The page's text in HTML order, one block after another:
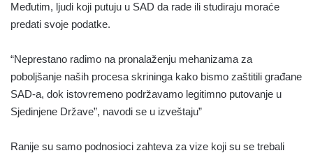
Međutim, ljudi koji putuju u SAD da rade ili studiraju moraće
predati svoje podatke.
“Neprestano radimo na pronalaženju mehanizama za
poboljšanje naših procesa skrininga kako bismo zaštitili građane
SAD-a, dok istovremeno podržavamo legitimno putovanje u
Sjedinjene Države”, navodi se u izveštaju”
Ranije su samo podnosioci zahteva za vize koji su se trebali